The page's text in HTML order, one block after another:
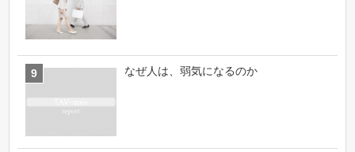
なぜ人は、弱気になるのか